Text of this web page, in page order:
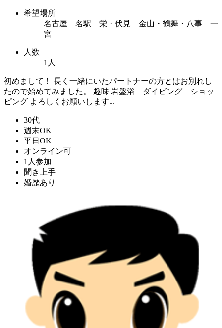
希望場所
名古屋 名駅 栄・伏見 金山・鶴舞・八事 一
宮
人数
1人
初めまして！ 長く一緒にいたパートナーの方とはお別れし
たので始めてみました。 趣味 岩盤浴 ダイビング ショッ
ピング よろしくお願いします...
30代
週末OK
平日OK
オンライン可
1人参加
聞き上手
婚歴あり